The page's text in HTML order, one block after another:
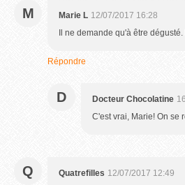
M Marie L 12/07/2017 16:28
Il ne demande qu'à être
Répondre
D Docteur Chocolatine
C'est vrai, Marie! On se
Q Quatrefilles 12/07/2017 12:49